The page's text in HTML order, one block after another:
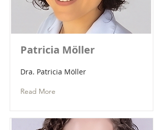
Patricia Möller
Dra. Patricia Möller
Read More